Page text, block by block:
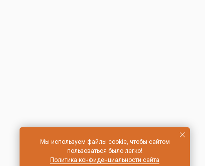
Мы используем файлы cookie, чтобы сайтом
пользоваться было легко!
Политика конфиденциальности сайта